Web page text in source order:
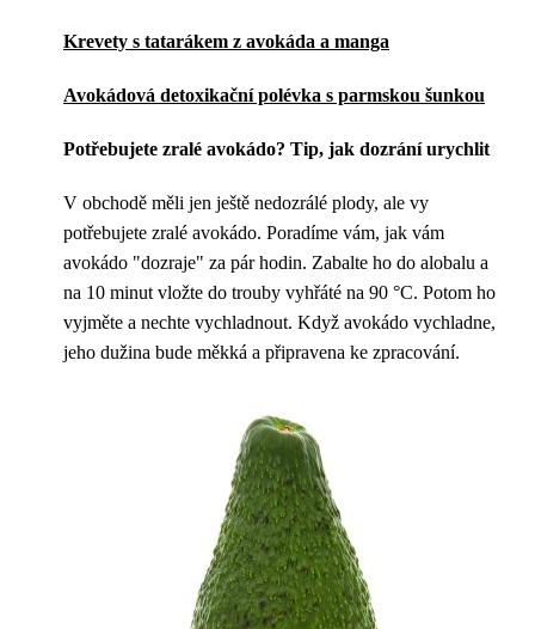
Krevety s tatarákem z avokáda a manga
Avokádová detoxikační polévka s parmskou šunkou
Potřebujete zralé avokádo? Tip, jak dozrání urychlit
V obchodě měli jen ještě nedozrálé plody, ale vy
potřebujete zralé avokádo. Poradíme vám, jak vám
avokádo "dozraje" za pár hodin. Zabalte ho do alobalu a
na 10 minut vložte do trouby vyhřáté na 90 °C. Potom ho
vyjměte a nechte vychladnout. Když avokádo vychladne,
jeho dužina bude měkká a připravena ke zpracování.